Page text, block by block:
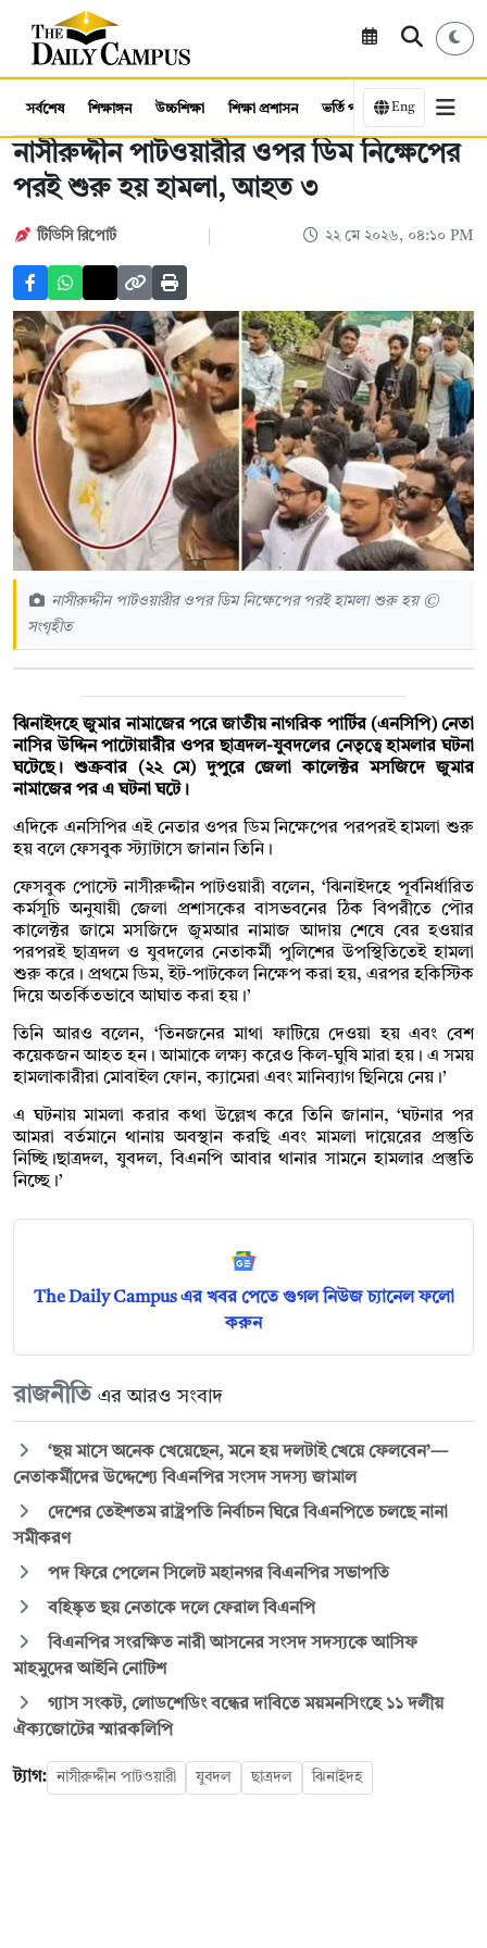
সর্বশেষ শিক্ষাঙ্গন উচ্চশিক্ষা শিক্ষা প্রশাসন ভর্তি পরীক্ষা কর্মসংস্থান
Eng
নাসীরুদ্দীন পাটওয়ারীর ওপর ডিম নিক্ষেপের
পরই শুরু হয় হামলা, আহত ৩
টিডিসি রিপোর্ট ২২ মে ২০২৬, ০৪:১০ PM
নাসীরুদ্দীন পাটওয়ারীর ওপর ডিম নিক্ষেপের পরই হামলা শুরু হয় ©
সংগৃহীত
ঝিনাইদহে জুমার নামাজের পরে জাতীয় নাগরিক পার্টির (এনসিপি) নেতা
নাসির উদ্দিন পাটোয়ারীর ওপর ছাত্রদল-যুবদলের নেতৃত্বে হামলার ঘটনা
ঘটেছে। শুক্রবার (২২ মে) দুপুরে জেলা কালেক্টর মসজিদে জুমার
নামাজের পর এ ঘটনা ঘটে।
এদিকে এনসিপির এই নেতার ওপর ডিম নিক্ষেপের পরপরই হামলা শুরু
হয় বলে ফেসবুক স্ট্যাটাসে জানান তিনি।
ফেসবুক পোস্টে নাসীরুদ্দীন পাটওয়ারী বলেন, ‘ঝিনাইদহে পূর্বনির্ধারিত
কর্মসূচি অনুযায়ী জেলা প্রশাসকের বাসভবনের ঠিক বিপরীতে পৌর
কালেক্টর জামে মসজিদে জুমআর নামাজ আদায় শেষে বের হওয়ার
পরপরই ছাত্রদল ও যুবদলের নেতাকর্মী পুলিশের উপস্থিতিতেই হামলা
শুরু করে। প্রথমে ডিম, ইট-পাটকেল নিক্ষেপ করা হয়, এরপর হকিস্টিক
দিয়ে অতর্কিতভাবে আঘাত করা হয়।’
তিনি আরও বলেন, ‘তিনজনের মাথা ফাটিয়ে দেওয়া হয় এবং বেশ
কয়েকজন আহত হন। আমাকে লক্ষ্য করেও কিল-ঘুষি মারা হয়। এ সময়
হামলাকারীরা মোবাইল ফোন, ক্যামেরা এবং মানিব্যাগ ছিনিয়ে নেয়।’
এ ঘটনায় মামলা করার কথা উল্লেখ করে তিনি জানান, ‘ঘটনার পর
আমরা বর্তমানে থানায় অবস্থান করছি এবং মামলা দায়েরের প্রস্তুতি
নিচ্ছি।ছাত্রদল, যুবদল, বিএনপি আবার থানার সামনে হামলার প্রস্তুতি
নিচ্ছে।’
The Daily Campus এর খবর পেতে গুগল নিউজ চ্যানেল ফলো
করুন
রাজনীতি এর আরও সংবাদ
‘ছয় মাসে অনেক খেয়েছেন, মনে হয় দলটাই খেয়ে ফেলবেন’—
নেতাকর্মীদের উদ্দেশ্যে বিএনপির সংসদ সদস্য জামাল
দেশের তেইশতম রাষ্ট্রপতি নির্বাচন ঘিরে বিএনপিতে চলছে নানা
সমীকরণ
পদ ফিরে পেলেন সিলেট মহানগর বিএনপির সভাপতি
বহিষ্কৃত ছয় নেতাকে দলে ফেরাল বিএনপি
বিএনপির সংরক্ষিত নারী আসনের সংসদ সদস্যকে আসিফ
মাহমুদের আইনি নোটিশ
গ্যাস সংকট, লোডশেডিং বন্ধের দাবিতে ময়মনসিংহে ১১ দলীয়
ঐক্যজোটের স্মারকলিপি
ট্যাগ: নাসীরুদ্দীন পাটওয়ারী যুবদল ছাত্রদল ঝিনাইদহ